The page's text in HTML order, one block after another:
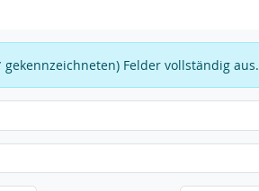
Felder vollständig aus.